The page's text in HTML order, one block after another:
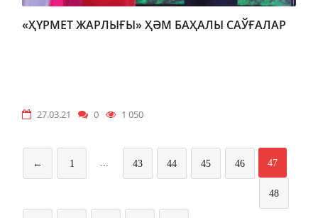
«ҲҮРМЕТ ЖАРЛЫҒЫ» ҲӘМ БАҲАЛЫ САЎҒАЛАР
27.03.21 0 1 050
← 1 ... 43 44 45 46 47
48